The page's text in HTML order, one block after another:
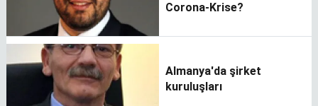
Corona-Krise?
Almanya'da şirket
kuruluşları